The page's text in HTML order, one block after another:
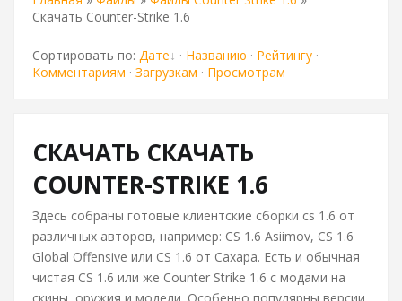
Скачать Counter-Strike 1.6
Сортировать по: Дате · Названию · Рейтингу ·
Комментариям · Загрузкам · Просмотрам
СКАЧАТЬ СКАЧАТЬ
COUNTER-STRIKE 1.6
Здесь собраны готовые клиентские сборки cs 1.6 от
различных авторов, например: CS 1.6 Asiimov, CS 1.6
Global Offensive или CS 1.6 от Сахара. Есть и обычная
чистая CS 1.6 или же Counter Strike 1.6 с модами на